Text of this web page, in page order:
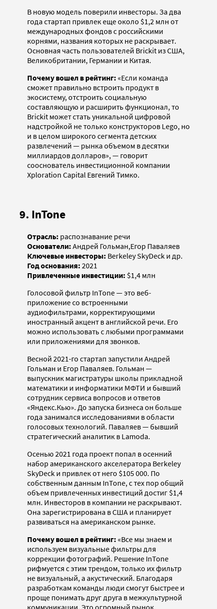
В новую модель поверили инвесторы. За два
года стартап привлек еще около $1,2 млн от
международных фондов с российскими
корнями, названия которых не раскрывает.
Основная часть пользователей Brickit из США,
Великобритании, Германии и Китая.
Почему вошел в рейтинг: «Если команда
сможет правильно встроить продукт в
экосистему, отстроить социальную
составляющую и расширить функционал, то
Brickit может стать уникальной цифровой
надстройкой не только конструкторов Lego, но
и в целом широкого сегмента детских
развлечений — рынка объемом в десятки
миллиардов долларов», — говорит
сооснователь инвестиционной компании
Xploration Capital Евгений Тимко.
9. InTone
Отрасль: распознавание речи
Основатели: Андрей Гольман,Егор Паваляев
Ключевые инвесторы: Berkeley SkyDeck и др.
Год основания: 2021
Привлеченные инвестиции: $1,4 млн
Голосовой фильтр InTone — это веб-
приложение со встроенными
аудиофильтрами, корректирующими
иностранный акцент в английской речи. Его
можно использовать с любыми программами
или приложениями для звонков.
Весной 2021-го стартап запустили Андрей
Гольман и Егор Паваляев. Гольман —
выпускник магистратуры школы прикладной
математики и информатики МФТИ и бывший
сотрудник сервиса вопросов и ответов
«Яндекс.Кью». До запуска бизнеса он больше
года занимался исследованиями в области
голосовых технологий. Паваляев — бывший
стратегический аналитик в Lamoda.
Осенью 2021 года проект попал в осенний
набор американского акселератора Berkeley
SkyDeck и привлек от него $105 000. По
собственным данным InTone, с тех пор общий
объем привлеченных инвестиций достиг $1,4
млн. Инвесторов в компании не раскрывают.
Она зарегистрирована в США и планирует
развиваться на американском рынке.
Почему вошел в рейтинг: «Все мы знаем и
используем визуальные фильтры для
коррекции фотографий. Решение InTone
рифмуется с этим трендом, только их фильтр
не визуальный, а акустический. Благодаря
разработкам команды люди смогут быстрее и
проще понимать друг друга в межкультурной
коммуникации. Это огромный рынок,